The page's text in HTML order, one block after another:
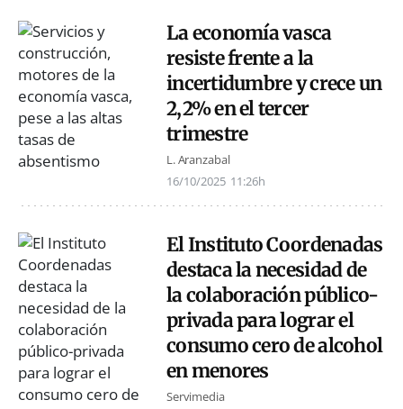
La economía vasca
resiste frente a la
incertidumbre y crece un
2,2% en el tercer
trimestre
L. Aranzabal
16/10/2025 11:26h
El Instituto Coordenadas
destaca la necesidad de
la colaboración público-
privada para lograr el
consumo cero de alcohol
en menores
Servimedia